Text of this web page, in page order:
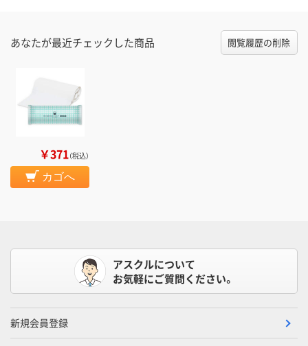
あなたが最近チェックした商品 閲覧履歴の削除
￥371（税込）
カゴへ
アスクルについて
お気軽にご質問ください。
新規会員登録